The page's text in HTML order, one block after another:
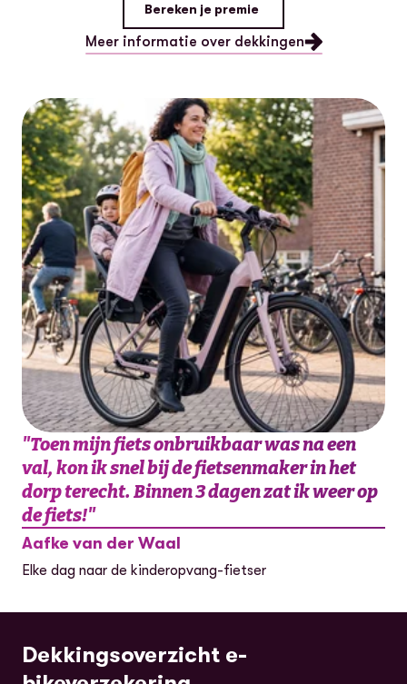
Bereken je premie
Meer informatie over dekkingen
"Toen mijn fiets onbruikbaar was na een
val, kon ik snel bij de fietsenmaker in het
dorp terecht. Binnen 3 dagen zat ik weer op
de fiets!"
Aafke van der Waal
Elke dag naar de kinderopvang-fietser
Dekkingsoverzicht e-